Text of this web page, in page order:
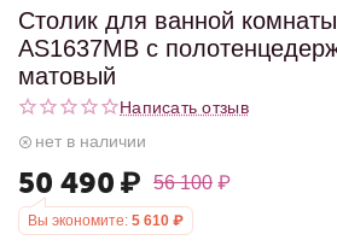
Столик для ванной
AS1637MB с
матовый
Написать отзыв
нет в наличии
50 490 ₽ 56 100 ₽
Вы экономите: 5 610 ₽